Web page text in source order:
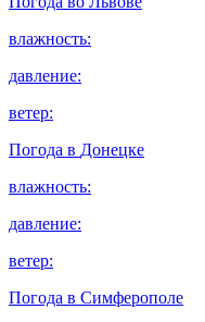
влажность:
давление:
ветер:
Погода в Донецке
влажность:
давление:
ветер:
Погода в Симферополе